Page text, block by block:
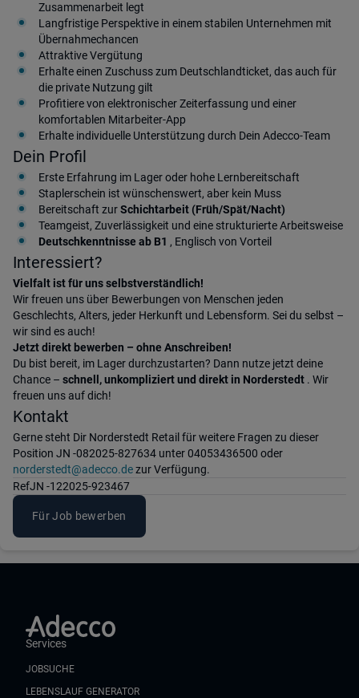
Zusammenarbeit legt
Langfristige Perspektive in einem stabilen Unternehmen mit
Übernahmechancen
Attraktive Vergütung
Erhalte einen Zuschuss zum Deutschlandticket, das auch für
die private Nutzung gilt
Profitiere von elektronischer Zeiterfassung und einer
komfortablen Mitarbeiter-App
Erhalte individuelle Unterstützung durch Dein Adecco-Team
Dein Profil
Erste Erfahrung im Lager oder hohe Lernbereitschaft
Staplerschein ist wünschenswert, aber kein Muss
Bereitschaft zurSchichtarbeit (Früh/Spät/Nacht)
Teamgeist, Zuverlässigkeit und eine strukturierte Arbeitsweise
Deutschkenntnisse ab B1 , Englisch von Vorteil
Interessiert?
Vielfalt ist für uns selbstverständlich!
Wir freuen uns über Bewerbungen von Menschen jeden
Geschlechts, Alters, jeder Herkunft und Lebensform. Sei du selbst –
wir sind es auch!
Jetzt direkt bewerben – ohne Anschreiben!
Du bist bereit, im Lager durchzustarten? Dann nutze jetzt deine
Chance – schnell, unkompliziert und direkt in Norderstedt . Wir
freuen uns auf dich!
Kontakt
Gerne steht Dir Norderstedt Retail für weitere Fragen zu dieser
Position JN -082025-827634 unter 04053436500 oder
norderstedt@adecco.dezur Verfügung.
RefJN -122025-923467
Für Job bewerben
Services
JOBSUCHE
LEBENSLAUF GENERATOR